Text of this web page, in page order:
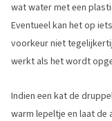
wat water met een
Eventueel kan het op
voorkeur niet
werkt als het wordt
Indien een kat de
warm lepeltje en laat